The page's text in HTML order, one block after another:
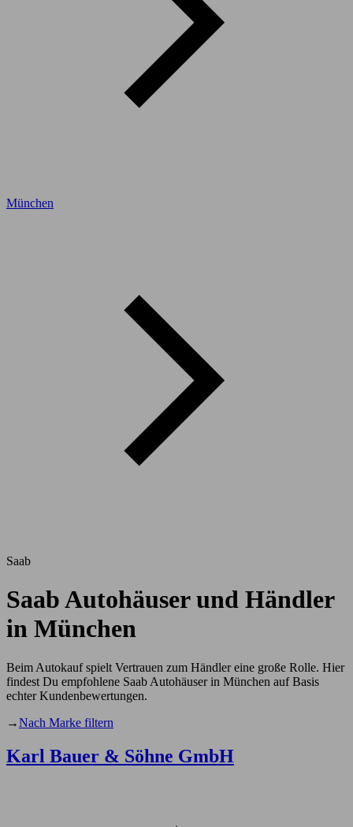
München
Saab
Saab Autohäuser und Händler
in München
Beim Autokauf spielt Vertrauen zum Händler eine große Rolle. Hier
findest Du empfohlene Saab Autohäuser in München auf Basis
echter Kundenbewertungen.
→Nach Marke filtern
Karl Bauer & Söhne GmbH